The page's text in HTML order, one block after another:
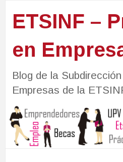
ETSINF –
en
Blog de la
Empresas de la